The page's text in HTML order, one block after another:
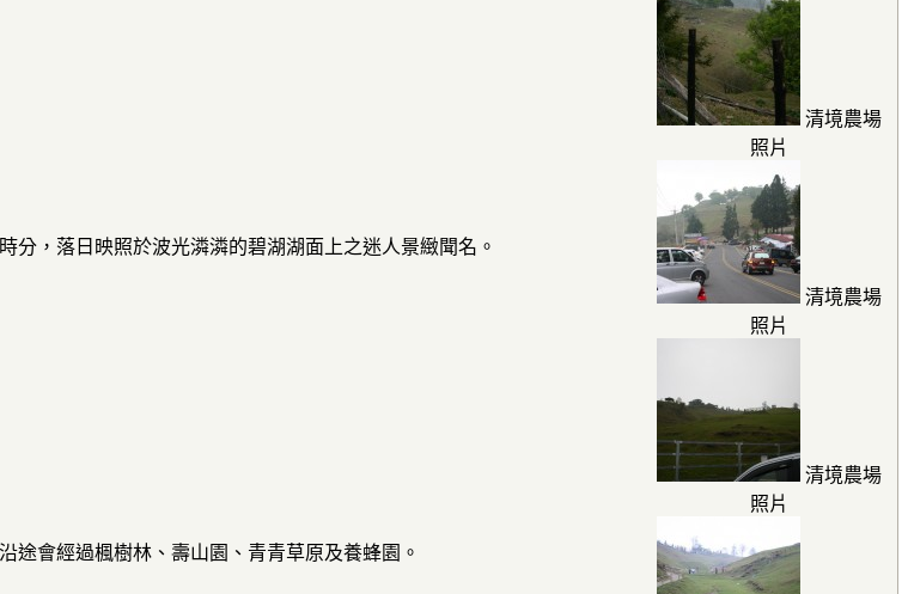
清境農場
照片
清境農場
照片
清境農場
照片
分，落日映照於波光潾潾的碧湖湖面上之迷人景緻聞名。
途會經過楓樹林、壽山園、青青草原及養蜂園。